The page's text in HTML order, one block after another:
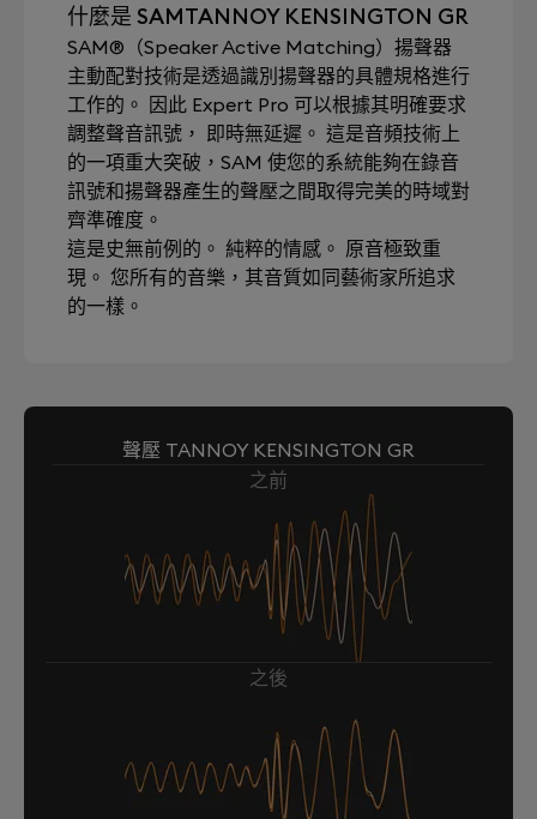
什麼是 SAMTANNOY KENSINGTON GR
SAM®（Speaker Active Matching）揚聲器
主動配對技術是透過識別揚聲器的具體規格進行
工作的。 因此 Expert Pro 可以根據其明確要求
調整聲音訊號， 即時無延遲。 這是音頻技術上
的一項重大突破，SAM 使您的系統能夠在錄音
訊號和揚聲器產生的聲壓之間取得完美的時域對
齊準確度。
這是史無前例的。 純粹的情感。 原音極致重
現。 您所有的音樂，其音質如同藝術家所追求
的一樣。
聲壓 TANNOY KENSINGTON GR
之前
之後